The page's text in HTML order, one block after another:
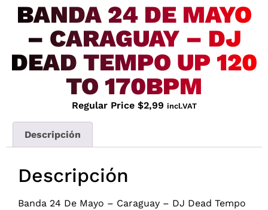
BANDA 24 DE MAYO
– CARAGUAY – DJ
DEAD TEMPO UP 120
TO 170BPM
Regular Price $2,99 incl.VAT
Descripción
Descripción
Banda 24 De Mayo – Caraguay – DJ Dead Tempo